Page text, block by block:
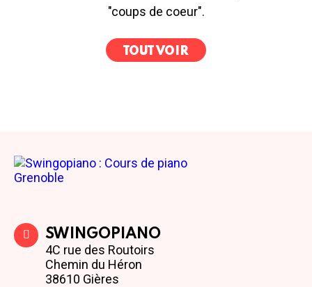
"coups de coeur".
TOUT VOIR
SWINGOPIANO
4C rue des Routoirs
Chemin du Héron
38610 Gières